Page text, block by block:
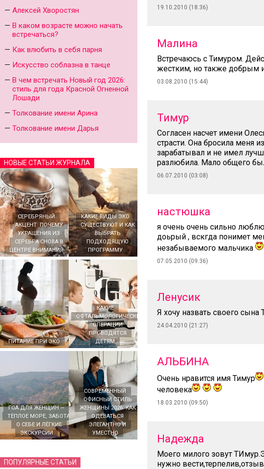
Алексей Хворостян
В каком возрасте можно начать
встречаться?
Как влюбить в себя парня
Искусство соблазна в танце
В чем встречать Новый год 2026:
стиль для года Красной Огненной
Лошади
Толкование имени Арина
Толкование имени Дарья
НОВЫЕ СТАТЬИ ЖУРНАЛА
СЕРЕБРЯНЫЙ
АКЦЕНТ: ПОЧЕМУ
УКРАШЕНИЯ ИЗ
СЕРЕБРА СНОВА В
ЦЕНТРЕ ВНИМАНИЯ
КАКИЕ ВИДЫ ЭКО
СУЩЕСТВУЮТ И КАК
ВЫБРАТЬ
ПОДХОДЯЩУЮ
ПРОГРАММУ
ПИТАНИЕ ПРИ ЭКО
КАКИЕ
ОФТАЛЬМОЛОГИЧЕСКИЕ
ОПЕРАЦИИ
ПРОВОДЯТСЯ
ДЕТЯМ
ГОА ДЛЯ ЖЕНЩИН —
ТЁПЛОЕ МОРЕ, ЗАБОТА
О СЕБЕ И ЛЁГКИЕ
ЭКСКУРСИИ
СОВРЕМЕННЫЙ
ОФИСНЫЙ СТИЛЬ
ЖЕНЩИНЫ 2026: КАК
ОДЕВАТЬСЯ
ЭЛЕГАНТНО И
УМЕСТНО
ПОПУЛЯРНЫЕ СТАТЬИ
19.10.2010 (18:36)
Малина
Встречаюсь с Тимуром.
жестким, но также добрым
03.08.2010 (15:44)
Тимур
Согласен насчет имени
страсти. Она бросила меня
зарабатывал и не имел
разлюбила. Мало общего
06.07.2010 (03:08)
настюшка
я очень очень сильно
доьрый , вскгда понимет
незабываемого мальчика
07.05.2010 (09:36)
Ленусик
Я хочу назвать своего
24.04.2010 (21:27)
АЛЬБИНА
Очень нравится имя Тимур
человека
18.03.2010 (09:50)
Надежда
Моего милого зовут
нужно